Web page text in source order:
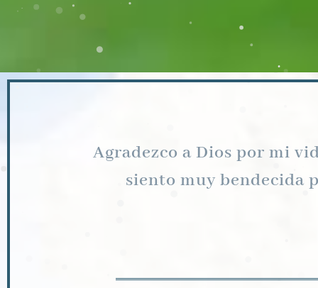
Agradezco a Dios por mi
siento muy bendecida